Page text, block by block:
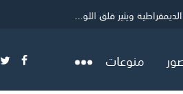
ويثير قلق اللو...
منوعات